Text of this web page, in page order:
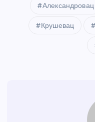
Александровац
Крушевац